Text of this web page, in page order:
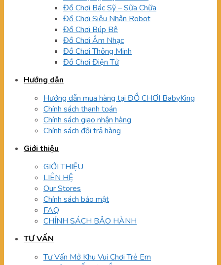
Đồ Chơi Bác Sỹ – Sữa Chữa
Đồ Chơi Siêu Nhân Robot
Đồ Chơi Búp Bê
Đồ Chơi Âm Nhạc
Đồ Chơi Thông Minh
Đồ Chơi Điện Tử
Hướng dẫn
Hướng dẫn mua hàng tại ĐỒ CHƠI BabyKing
Chính sách thanh toán
Chính sách giao nhận hàng
Chính sách đổi trả hàng
Giới thiệu
GIỚI THIỆU
LIÊN HỆ
Our Stores
Chính sách bảo mật
FAQ
CHÍNH SÁCH BẢO HÀNH
TƯ VẤN
Tư Vấn Mở Khu Vui Chơi Trẻ Em